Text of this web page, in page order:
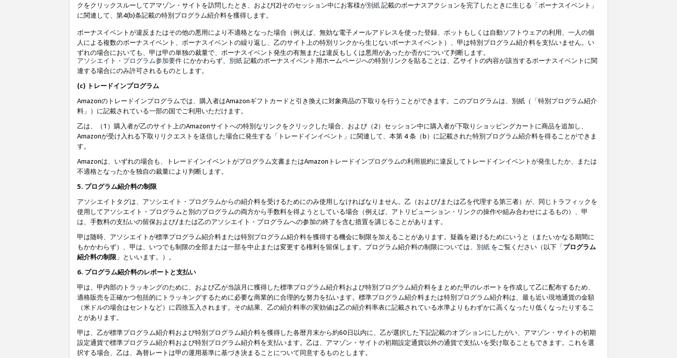
クをクリックスルーしてアマゾン・サイトを訪問したとき、および(2)そのセッション中にお客様が別紙記載のボーナスアクションを完了したときに生じる「ボーナスイベント」
に関連して、第4(b)条記載の特別プログラム紹介料を獲得します。
ボーナスイベントが違反またはその他の悪用により不適格となった場合（例えば、無効な電子メールアドレスを使った登録、ボットもしくは自動ソフトウェアの利用、一人の個
人による複数のボーナスイベント、ボーナスイベントの繰り返し、乙のサイト上の特別リンクから生じないボーナスイベント）、甲は特別プログラム紹介料を支払いません。い
ずれの場合においても、甲は甲の単独の裁量で、ボーナスイベント発生の有無または違反もしくは悪用があったか否かについて判断します。
アソシエイト・プログラム参加要件 にかかわらず、 別紙記載のボーナスイベント用ホームページへの特別リンクを貼ることは、乙サイトの内容が該当するボーナスイベントに関
連する場合にのみ許可されるものとします。
(c) トレードインプログラム
Amazonのトレードインプログラムでは、購入者はAmazonギフトカードと引き換えに対象商品の下取りを行うことができます。このプログラムは、別紙（「特別プログラム紹介
料」）に記載されている一部の国でご利用いただけます。
乙は、（1）購入者が乙のサイト上のAmazonサイトへの特別なリンクをクリックした場合、および（2）セッション中に購入者が下取りショッピングカートに商品を追加し、
Amazonが受け入れる下取りリクエストを送信した場合に発生する「トレードインイベント」に関連して、本第 4 条（b）に記載された特別プログラム紹介料を得ることができま
す。
Amazonは、いずれの場合も、トレードインイベントがプログラム文書またはAmazonトレードインプログラムの利用規約に違反してトレードインイベントが発生したか、または
不適格となったかを独自の裁量により判断します。
5. プログラム紹介料の制限
アソシエイトタグは、アソシエイト・プログラムからの紹介料を受けるためにのみ使用しなければなりません。乙（および/または乙を代理する第三者）が、同じトラフィックを
使用してアソシエイト・プログラムと別のプログラムの両方から手数料を得ようとしている場合（例えば、アトリビューション・リンクの操作や組み合わせによるもの）、甲
は、手数料の支払いの留保および/または乙のアソシエイト・プログラムへの参加の終了を含む措置を講じることがあります。
甲は随時、アソシエイトが標準プログラム紹介料または特別プログラム紹介料を獲得する機会に制限を加えることがあります。疑義を避けるためにいうと（またいかなる期間に
もかかわらず）、甲は、いつでも制限の全部または一部を中止または変更する権利を留保します。プログラム紹介料の制限については、 別紙 をご覧ください（以下「プログラム
紹介料の制限 」といいます。）。
6. プログラム紹介料のレポートと支払い
甲は、甲内部のトラッキングのために、および乙が当該月に獲得した標準プログラム紹介料および特別プログラム紹介料をまとめた甲のレポートを作成して乙に配布するため、
適格販売を正確かつ包括的にトラッキングするために必要な商業的に合理的な努力を払います。標準プログラム紹介料または特別プログラム紹介料は、最も近い現地通貨の金額
（米ドルの場合はセントなど）に四捨五入されます。その結果、乙の紹介料率の実効値は乙の紹介料率表に記載されている水準よりもわずかに高くなったり低くなったりするこ
とがあります。
甲は、乙が標準プログラム紹介料および特別プログラム紹介料を獲得した各暦月末から約60日以内に、乙が選択した下記記載のオプションにしたがい、アマゾン・サイトの初期
設定通貨で標準プログラム紹介料および特別プログラム紹介料を支払います。乙は、アマゾン・サイトの初期設定通貨以外の通貨で支払いを受け取ることもできます。これを選
択する場合、乙は、為替レートは甲の運用基準に基づき決まることについて同意するものとします。